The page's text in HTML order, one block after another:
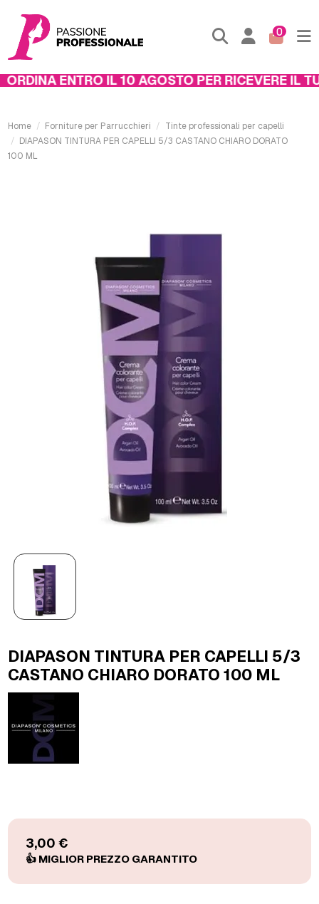
0
ENTRO IL 10 AGOSTO PER RICEVERE IL
Home Forniture per Parrucchieri
Tinte professionali per capelli
DIAPASON TINTURA PER CAPELLI 5/3 CASTANO CHIARO DORATO
100 ML
DIAPASON TINTURA PER CAPELLI 5/3
CASTANO CHIARO DORATO 100 ML
3,00 €